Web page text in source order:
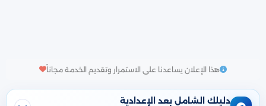
هذا الإعلان يساعدنا على الاستمرار وتقديم الخدمة مجاناً
دليلك الشامل بعد الإعدادية